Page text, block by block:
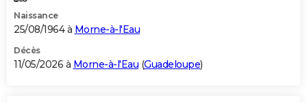
Naissance
25/08/1964 à Morne-à-l'Eau
Décès
11/05/2026 à Morne-à-l'Eau (Guadeloupe)